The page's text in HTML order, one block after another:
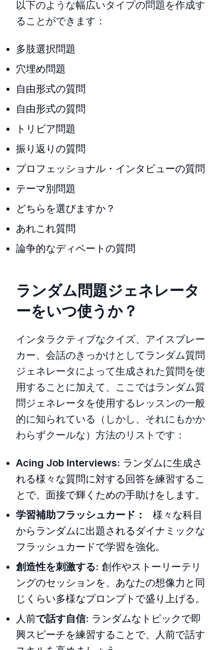
以下のような幅広いタイプの問題を作成す
ることができます：
多肢選択問題
穴埋め問題
自由形式の質問
自由形式の質問
トリビア問題
振り返りの質問
プロフェッショナル・インタビューの質問
テーマ別問題
どちらを選びますか？
あれこれ質問
論争的なディベートの質問
ランダム問題ジェネレータ
ーをいつ使うか？
インタラクティブなクイズ、アイスブレー
カー、会話のきっかけとしてランダム質問
ジェネレータによって生成された質問を使
用することに加えて、ここではランダム質
問ジェネレータを使用するレッスンの一般
的に知られている（しかし、それにもかか
わらずクールな）方法のリストです：
Acing Job Interviews: ランダムに生成さ
れる様々な質問に対する回答を練習するこ
とで、面接で輝くための手助けをします。
学習補助フラッシュカード：
様々な科目
からランダムに出題されるダイナミックな
フラッシュカードで学習を強化。
創造性を刺激する: 創作やストーリーテリ
ングのセッションを、あなたの想像力と同
じくらい多様なプロンプトで盛り上げる。
人前で話す自信: ランダムなトピックで即
興スピーチを練習することで、人前で話す